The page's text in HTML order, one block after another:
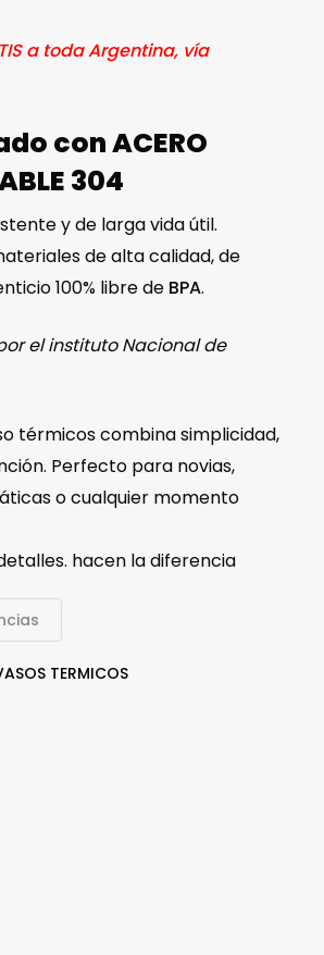
a toda Argentina, vía
con ACERO
304
y de larga vida útil.
de alta calidad, de
100% libre de BPA.
el instituto Nacional de
térmicos combina simplicidad,
Perfecto para novias,
o cualquier momento
hacen la diferencia
TERMICOS